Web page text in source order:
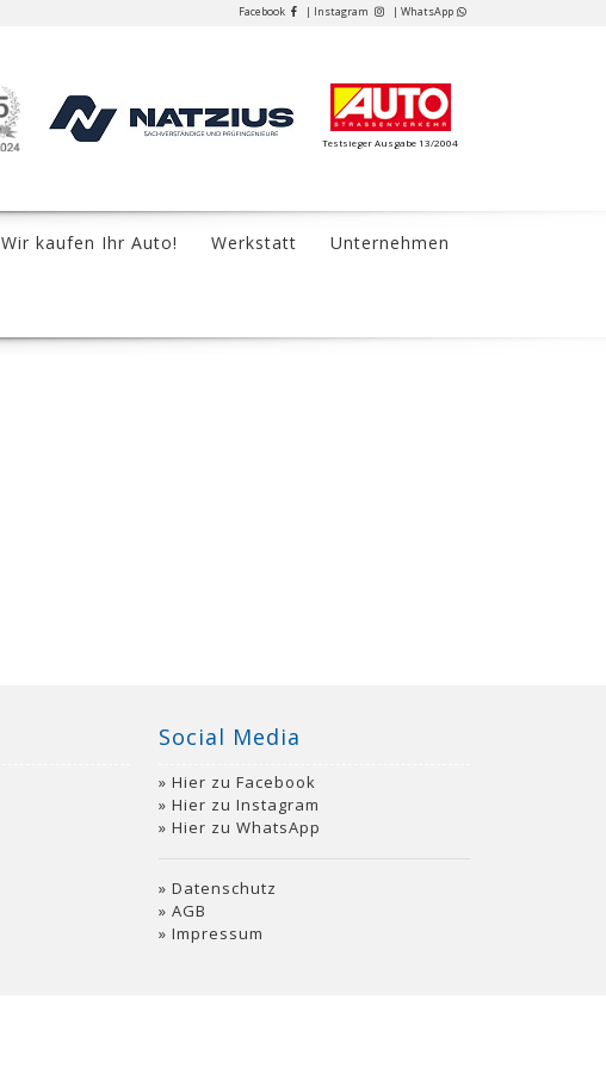
Facebook | Instagram | WhatsApp
Testsieger Ausgabe 13/2004
Wir kaufen Ihr Auto! Werkstatt Unternehmen
Social Media
Hier zu Facebook
Hier zu Instagram
Hier zu WhatsApp
Datenschutz
AGB
Impressum